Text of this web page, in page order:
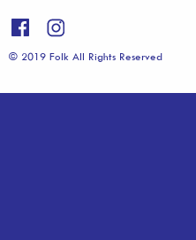
© 2019 Folk All Rights Reserved